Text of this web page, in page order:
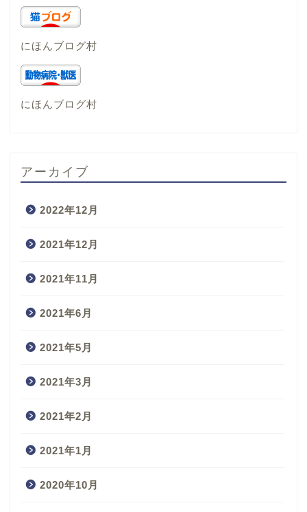
にほんブログ村
にほんブログ村
アーカイブ
2022年12月
2021年12月
2021年11月
2021年6月
2021年5月
2021年3月
2021年2月
2021年1月
2020年10月